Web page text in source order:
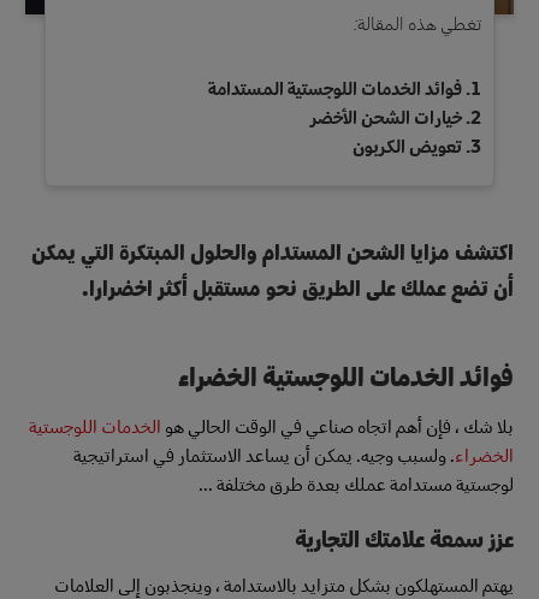
تغطي هذه المقالة:
فوائد الخدمات اللوجستية المستدامة
خيارات الشحن الأخضر
تعويض الكربون
اكتشف مزايا الشحن المستدام والحلول المبتكرة التي يمكن
أن تضع عملك على الطريق نحو مستقبل أكثر اخضرارا.
فوائد الخدمات اللوجستية الخضراء
بلا شك ، فإن أهم اتجاه صناعي في الوقت الحالي هو الخدمات اللوجستية
الخضراء. ولسبب وجيه. يمكن أن يساعد الاستثمار في استراتيجية
لوجستية مستدامة عملك بعدة طرق مختلفة ...
عزز سمعة علامتك التجارية
يهتم المستهلكون بشكل متزايد بالاستدامة ، وينجذبون إلى العلامات